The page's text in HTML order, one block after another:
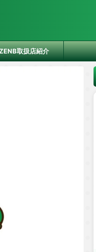
取扱店紹介